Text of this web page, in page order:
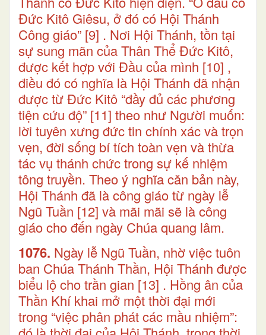
Đức Kitô Giêsu, ở đó có Hội Thánh
Công giáo” [9] . Nơi Hội Thánh, tồn tại
sự sung mãn của Thân Thể Đức Kitô,
được kết hợp với Đầu của mình [10] ,
điều đó có nghĩa là Hội Thánh đã nhận
được từ Đức Kitô “đầy đủ các phương
tiện cứu độ” [11] theo như Người muốn:
lời tuyên xưng đức tin chính xác và trọn
vẹn, đời sống bí tích toàn vẹn và thừa
tác vụ thánh chức trong sự kế nhiệm
tông truyền. Theo ý nghĩa căn bản này,
Hội Thánh đã là công giáo từ ngày lễ
Ngũ Tuần [12] và mãi mãi sẽ là công
giáo cho đến ngày Chúa quang lâm.
1076. Ngày lễ Ngũ Tuần, nhờ việc tuôn
ban Chúa Thánh Thần, Hội Thánh được
biểu lộ cho trần gian [13] . Hồng ân của
Thần Khí khai mở một thời đại mới
trong “việc phân phát các mầu nhiệm”: